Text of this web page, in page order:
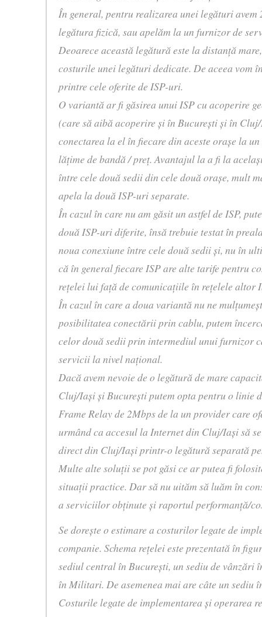
În general, pentru realizarea unei legături
legătura fizică, sau apelăm la un furnizor de
Deoarece această legătură este la distanţă
costurile unei legături dedicate. De aceea vom
printre cele oferite de ISP-uri.
O variantă ar fi găsirea unui ISP cu acoperire
(care să aibă acoperire şi în Bucureşti şi în
conectarea la el în fiecare din aceste oraşe la
lăţime de bandă / preţ. Avantajul la a fi la
între cele două sedii din cele două oraşe, mult
apela la două ISP-uri separate.
În cazul în care nu am găsit un astfel de ISP,
două ISP-uri diferite, însă trebuie testat în
noua conexiune între cele două sedii şi, nu în
că în general fiecare ISP are alte tarife pentru
reţelei lui faţă de comunicaţiile în reţelele altor
În cazul în care a doua variantă nu ne
posibilitatea conectării prin cablu, putem
celor două sedii prin intermediul unui furnizor
servicii la nivel naţional.
Dacă avem nevoie de o legătură de mare
Cluj/Iaşi şi Bucureşti putem opta pentru o linie
Frame Relay de 2Mbps de la un provider care
urmând ca accesul la Internet din Cluj/Iaşi să
direct din Cluj/Iaşi printr-o legătură separată
Multe alte soluţii se pot găsi ce ar putea fi
situaţii practice. Dar să nu uităm să luăm în
a serviciilor obţinute şi raportul performanţă/
Se doreşte o estimare a costurilor legate de
companie. Schema reţelei este prezentată în
sediul central în Bucureşti, un sediu de vânzări
în Militari. De asemenea mai are câte un sediu
Costurile legate de implementarea şi operarea